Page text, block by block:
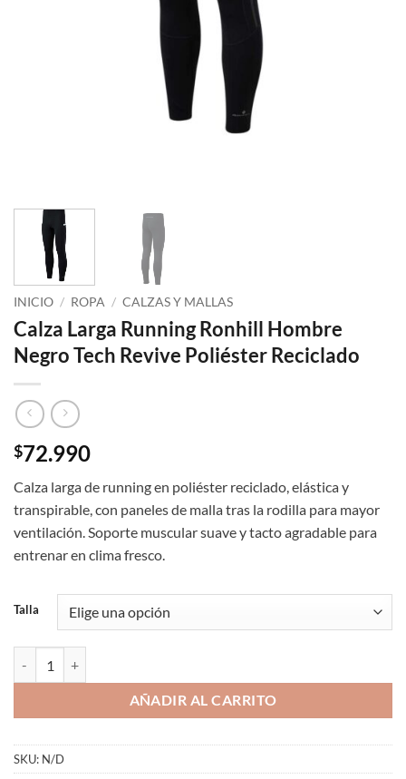
INICIO / ROPA / CALZAS Y MALLAS
Calza Larga Running Ronhill Hombre
Negro Tech Revive Poliéster Reciclado
$72.990
Calza larga de running en poliéster reciclado, elástica y
transpirable, con paneles de malla tras la rodilla para mayor
ventilación. Soporte muscular suave y tacto agradable para
entrenar en clima fresco.
Talla
AÑADIR AL CARRITO
SKU: N/D